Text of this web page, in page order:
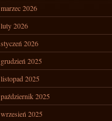
marzec 2026
luty 2026
styczeń 2026
grudzień 2025
listopad 2025
październik 2025
wrzesień 2025